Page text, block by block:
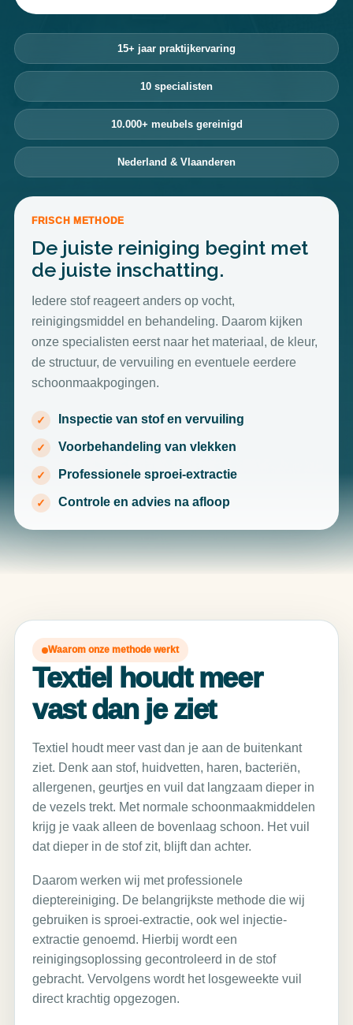
15+ jaar praktijkervaring
10 specialisten
10.000+ meubels gereinigd
Nederland & Vlaanderen
FRISCH METHODE
De juiste reiniging begint met
de juiste inschatting.
Iedere stof reageert anders op vocht,
reinigingsmiddel en behandeling. Daarom kijken
onze specialisten eerst naar het materiaal, de kleur,
de structuur, de vervuiling en eventuele eerdere
schoonmaakpogingen.
Inspectie van stof en vervuiling
Voorbehandeling van vlekken
Professionele sproei-extractie
Controle en advies na afloop
Waarom onze methode werkt
Textiel houdt meer
vast dan je ziet
Textiel houdt meer vast dan je aan de buitenkant
ziet. Denk aan stof, huidvetten, haren, bacteriën,
allergenen, geurtjes en vuil dat langzaam dieper in
de vezels trekt. Met normale schoonmaakmiddelen
krijg je vaak alleen de bovenlaag schoon. Het vuil
dat dieper in de stof zit, blijft dan achter.
Daarom werken wij met professionele
dieptereiniging. De belangrijkste methode die wij
gebruiken is sproei-extractie, ook wel injectie-
extractie genoemd. Hierbij wordt een
reinigingsoplossing gecontroleerd in de stof
gebracht. Vervolgens wordt het losgeweekte vuil
direct krachtig opgezogen.